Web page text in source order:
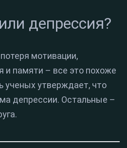
депрессия?
мотивации,
и памяти – все это похоже
ученых утверждает, что
депрессии. Остальные –